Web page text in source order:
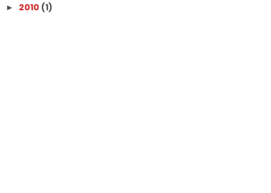
► 2010 (1)